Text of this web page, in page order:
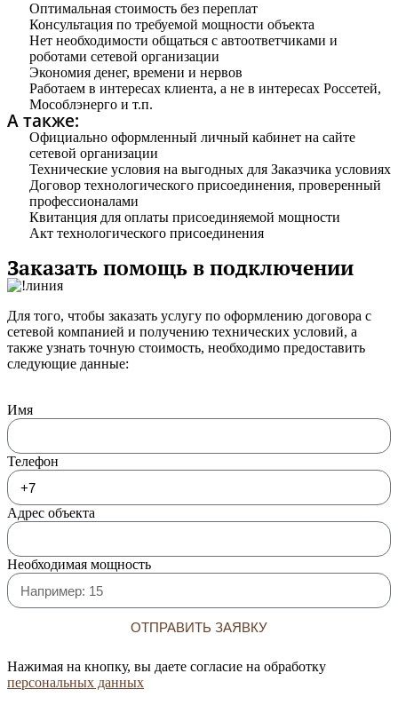
Оптимальная стоимость без переплат
Консультация по требуемой мощности объекта
Нет необходимости общаться с автоответчиками и
роботами сетевой организации
Экономия денег, времени и нервов
Работаем в интересах клиента, а не в интересах Россетей,
Мособлэнерго и т.п.
А также:
Официально оформленный личный кабинет на сайте
сетевой организации
Технические условия на выгодных для Заказчика условиях
Договор технологического присоединения, проверенный
профессионалами
Квитанция для оплаты присоединяемой мощности
Акт технологического присоединения
Заказать помощь в подключении
Для того, чтобы заказать услугу по оформлению договора с
сетевой компанией и получению технических условий, а
также узнать точную стоимость, необходимо предоставить
следующие данные:
Имя
Телефон
Адрес объекта
Необходимая мощность
ОТПРАВИТЬ ЗАЯВКУ
Нажимая на кнопку, вы даете согласие на обработку
персональных данных